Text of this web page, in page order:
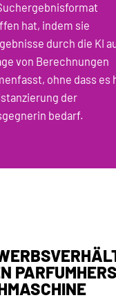
hat, indem sie
durch die KI
von Berechnungen
ohne dass es
der
bedarf.